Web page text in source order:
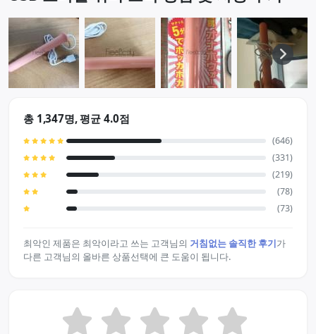
총 1,347명, 평균 4.0점
(646)
(331)
(219)
(78)
(73)
최악인 제품은 최악이라고 쓰는 고객님의 거침없는 솔직한 후기가
다른 고객님의 올바른 상품선택에 큰 도움이 됩니다.